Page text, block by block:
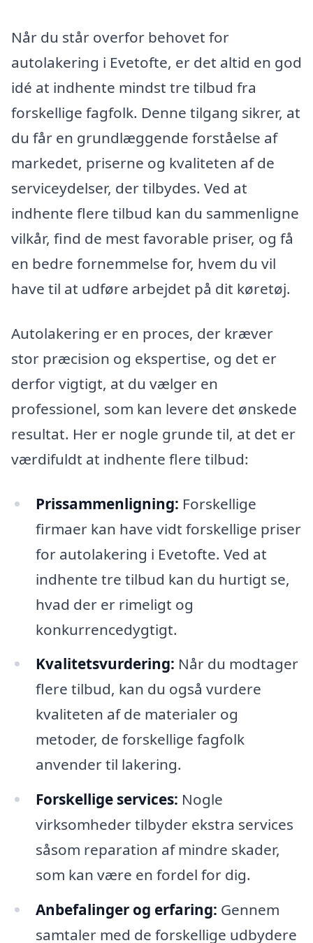
Når du står overfor behovet for
autolakering i Evetofte, er det altid en god
idé at indhente mindst tre tilbud fra
forskellige fagfolk. Denne tilgang sikrer, at
du får en grundlæggende forståelse af
markedet, priserne og kvaliteten af de
serviceydelser, der tilbydes. Ved at
indhente flere tilbud kan du sammenligne
vilkår, find de mest favorable priser, og få
en bedre fornemmelse for, hvem du vil
have til at udføre arbejdet på dit køretøj.
Autolakering er en proces, der kræver
stor præcision og ekspertise, og det er
derfor vigtigt, at du vælger en
professionel, som kan levere det ønskede
resultat. Her er nogle grunde til, at det er
værdifuldt at indhente flere tilbud:
Prissammenligning: Forskellige
firmaer kan have vidt forskellige priser
for autolakering i Evetofte. Ved at
indhente tre tilbud kan du hurtigt se,
hvad der er rimeligt og
konkurrencedygtigt.
Kvalitetsvurdering: Når du modtager
flere tilbud, kan du også vurdere
kvaliteten af de materialer og
metoder, de forskellige fagfolk
anvender til lakering.
Forskellige services: Nogle
virksomheder tilbyder ekstra services
såsom reparation af mindre skader,
som kan være en fordel for dig.
Anbefalinger og erfaring: Gennem
samtaler med de forskellige udbydere